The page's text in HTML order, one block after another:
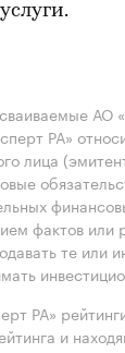
АО
РА»
лица
фактов или
те или
РА»
и